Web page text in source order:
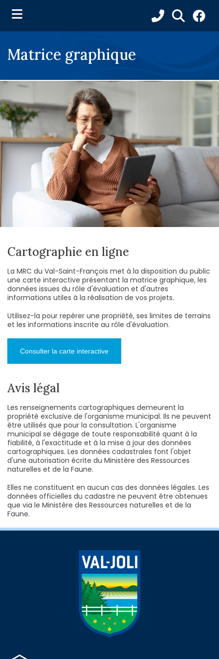
(Services aux citoyens )
(Loisirs et culture )
(Organismes )
(Calendrier )
Matrice graphique
Cartographie en ligne
La MRC du Val-Saint-François met à la disposition du public
une carte interactive présentant la matrice graphique, les
données issues du rôle d'évaluation et d'autres
informations utiles à la réalisation de vos projets.
Utilisez-la pour repérer une propriété, ses limites de terrains
et les informations inscrite au rôle d'évaluation.
Consulter la carte interactive
Avis légal
Les renseignements cartographiques demeurent la
propriété exclusive de l'organisme municipal. Ils ne peuvent
être utilisés que pour la consultation. L'organisme
municipal se dégage de toute responsabilité quant à la
fiabilité, à l'exactitude et à la mise à jour des données
cartographiques. Les données cadastrales font l'objet
d'une autorisation écrite du Ministère des Ressources
naturelles et de la Faune.
Elles ne constituent en aucun cas des données légales. Les
données officielles du cadastre ne peuvent être obtenues
que via le Ministère des Ressources naturelles et de la
Faune.